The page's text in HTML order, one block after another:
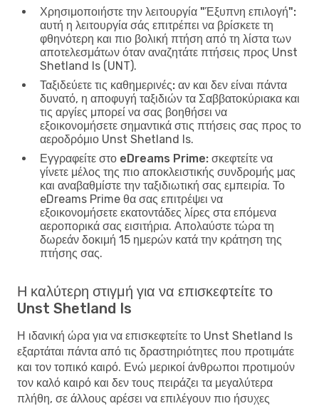
Χρησιμοποιήστε την λειτουργία "Έξυπνη επιλογή":
αυτή η λειτουργία σάς επιτρέπει να βρίσκετε τη
φθηνότερη και πιο βολική πτήση από τη λίστα των
αποτελεσμάτων όταν αναζητάτε πτήσεις προς Unst
Shetland Is (UNT).
Ταξιδεύετε τις καθημερινές: αν και δεν είναι πάντα
δυνατό, η αποφυγή ταξιδιών τα Σαββατοκύριακα και
τις αργίες μπορεί να σας βοηθήσει να
εξοικονομήσετε σημαντικά στις πτήσεις σας προς το
αεροδρόμιο Unst Shetland Is.
Εγγραφείτε στο eDreams Prime: σκεφτείτε να
γίνετε μέλος της πιο αποκλειστικής συνδρομής μας
και αναβαθμίστε την ταξιδιωτική σας εμπειρία. Το
eDreams Prime θα σας επιτρέψει να
εξοικονομήσετε εκατοντάδες λίρες στα επόμενα
αεροπορικά σας εισιτήρια. Απολαύστε τώρα τη
δωρεάν δοκιμή 15 ημερών κατά την κράτηση της
πτήσης σας.
Η καλύτερη στιγμή για να επισκεφτείτε το
Unst Shetland Is
Η ιδανική ώρα για να επισκεφτείτε το Unst Shetland Is
εξαρτάται πάντα από τις δραστηριότητες που προτιμάτε
και τον τοπικό καιρό. Ενώ μερικοί άνθρωποι προτιμούν
τον καλό καιρό και δεν τους πειράζει τα μεγαλύτερα
πλήθη, σε άλλους αρέσει να επιλέγουν πιο ήσυχες